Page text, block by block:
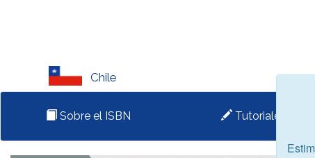
Chile
Sobre el ISBN Tutoriales